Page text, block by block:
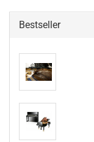
Bestseller